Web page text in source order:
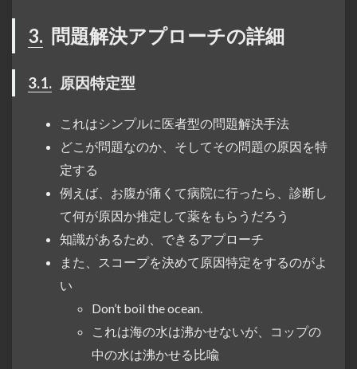
3. 問題解決アプローチの詳細
3.1. 原因特定型
これはシンプルに医者型の問題解決手法
どこが問題なのか、そしてその問題の原因を特
定する
例えば、お腹が痛くて病院に行ったら、診断し
て何が原因か推定して薬をもらうだろう
知識があるため、できるアプローチ
また、スコープを決めて原因特定をするのがよ
い
Don’t boil the ocean.
これは海の水は沸かせないが、コップの
中の水は沸かせる比喩